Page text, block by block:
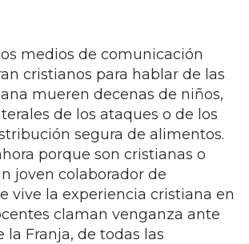
medios de comunicación
cristianos para hablar de las
mueren decenas de niños,
de los ataques o de los
segura de alimentos.
porque son cristianas o
joven colaborador de
vive la experiencia cristiana en
claman venganza ante
la Franja, de todas las